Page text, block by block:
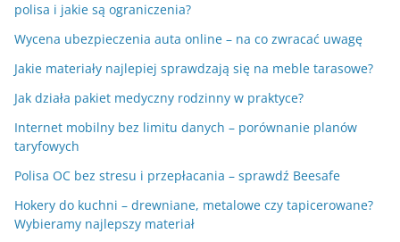
polisa i jakie są ograniczenia?
Wycena ubezpieczenia auta online – na co zwracać uwagę
Jakie materiały najlepiej sprawdzają się na meble tarasowe?
Jak działa pakiet medyczny rodzinny w praktyce?
Internet mobilny bez limitu danych – porównanie planów
taryfowych
Polisa OC bez stresu i przepłacania – sprawdź Beesafe
Hokery do kuchni – drewniane, metalowe czy tapicerowane?
Wybieramy najlepszy materiał